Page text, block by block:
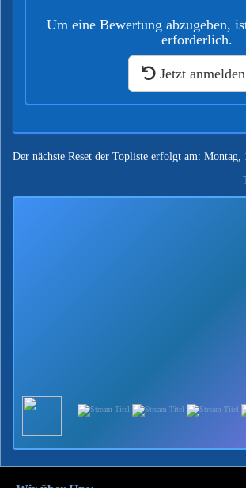
Um eine Bewertung abzugeben,
erforderlich.
Jetzt
Der nächste Reset der Topliste erfolgt am: